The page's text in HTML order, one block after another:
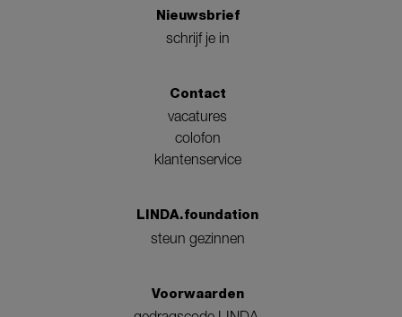
Nieuwsbrief
schrijf je in
Contact
vacatures
colofon
klantenservice
LINDA.foundation
steun gezinnen
Voorwaarden